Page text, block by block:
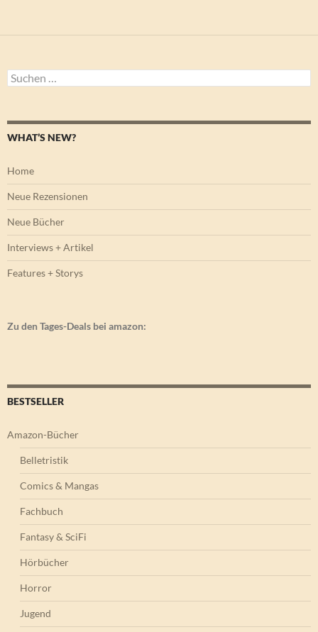
Suchen
nach:
WHAT’S NEW?
Home
Neue Rezensionen
Neue Bücher
Interviews + Artikel
Features + Storys
Zu den Tages-Deals bei amazon:
BESTSELLER
Amazon-Bücher
Belletristik
Comics & Mangas
Fachbuch
Fantasy & SciFi
Hörbücher
Horror
Jugend